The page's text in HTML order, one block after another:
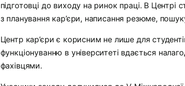
підготовці до виходу на ринок праці. В Центрі
з планування кар’єри, написання резюме,
Центр кар’єри є корисним не лише для
функціонуванню в університеті вдається
фахівцями.